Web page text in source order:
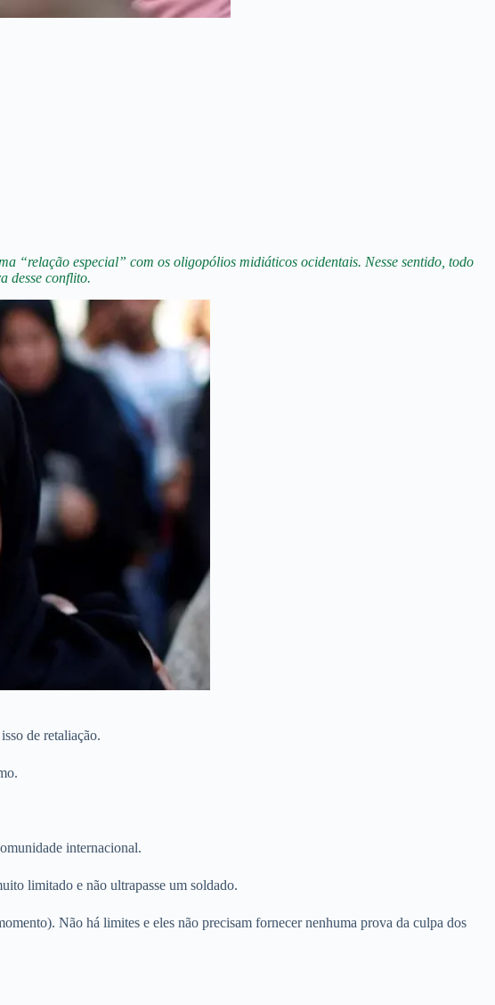
“relação especial” com os oligopólios midiáticos ocidentais. Nesse sentido, todo
desse conflito.
de retaliação.
internacional.
limitado e não ultrapasse um soldado.
Não há limites e eles não precisam fornecer nenhuma prova da culpa dos